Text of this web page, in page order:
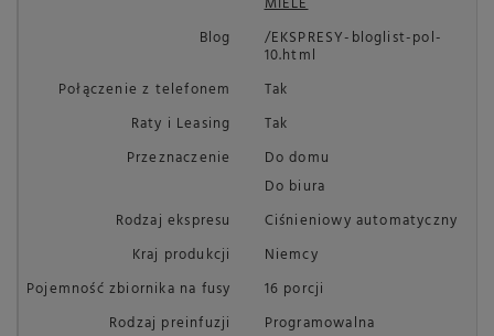
Blog
/EKSPRESY-bloglist-pol-
10.html
Połączenie z telefonem
Tak
Raty i Leasing
Tak
Przeznaczenie
Do domu
Do biura
Rodzaj ekspresu
Ciśnieniowy automatyczny
Kraj produkcji
Niemcy
Pojemność zbiornika na fusy
16 porcji
Rodzaj preinfuzji
Programowalna